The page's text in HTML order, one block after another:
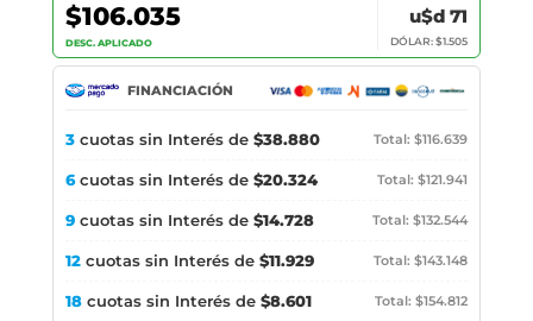
$106.035
DESC. APLICADO
u$d 71
DÓLAR: $1.505
FINANCIACIÓN
3 cuotas sin Interés de $38.880 Total: $116.639
6cuotas sin Interés de $20.324 Total: $121.941
9 cuotas sin Interés de $14.728 Total: $132.544
12 cuotas sin Interés de $11.929 Total: $143.148
18 cuotas sin Interés de $8.601 Total: $154.812